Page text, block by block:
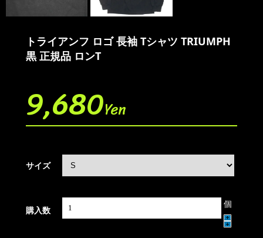
トライアンフ ロゴ 長袖 Tシャツ TRIUMPH
黒 正規品 ロンT
9,680Yen
サイズ
購入数
個